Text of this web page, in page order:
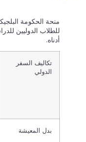
منحة الحكومة
للطلاب الدوليين
أدناه.
تكاليف السفر
الدولي
بدل المعيشة